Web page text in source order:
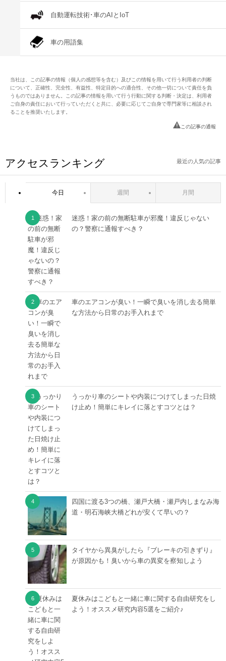
自動運転技術･車のAIとIoT
車の用語集
当社は、この記事の情報（個人の感想等を含む）及びこの情報を用いて行う利用者の判断
について、正確性、完全性、有益性、特定目的への適合性、その他一切について責任を負
うものではありません。この記事の情報を用いて行う行動に関する判断・決定は、利用者
ご自身の責任において行っていただくと共に、必要に応じてご自身で専門家等に相談され
ることを推奨いたします。
この記事の通報
アクセスランキング 最近の人気の記事
今日 週間 月間
迷惑！家の前の無断駐車が邪魔！違反じゃない
の？警察に通報すべき？
車のエアコンが臭い！一瞬で臭いを消し去る簡単
な方法から日常のお手入れまで
うっかり車のシートや内装につけてしまった日焼
け止め！簡単にキレイに落とすコツとは？
四国に渡る3つの橋、瀬戸大橋・瀬戸内しまなみ海
道・明石海峡大橋どれが安くて早いの？
タイヤから異臭がしたら『ブレーキの引きずり』
が原因かも！臭いから車の異変を察知しよう
夏休みはこどもと一緒に車に関する自由研究をし
よう！オススメ研究内容5選をご紹介♪